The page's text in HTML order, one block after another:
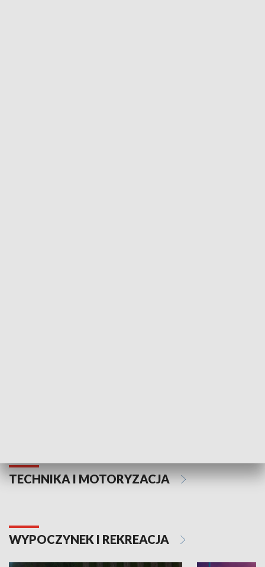
TECHNIKA I MOTORYZACJA
WYPOCZYNEK I REKREACJA